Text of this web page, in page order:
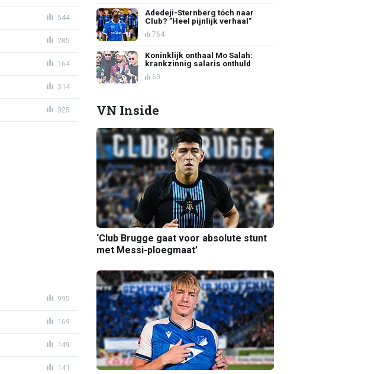
544
285
164
314
325
995
169
149
141
Adedeji-Sternberg tóch naar
Club? "Heel pijnlijk verhaal"
764
Koninklijk onthaal Mo Salah:
krankzinnig salaris onthuld
60
VN Inside
‘Club Brugge gaat voor absolute stunt
met Messi-ploegmaat’